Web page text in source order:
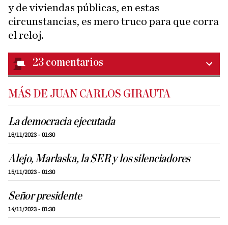
y de viviendas públicas, en estas
circunstancias, es mero truco para que corra
el reloj.
23 comentarios
MÁS DE JUAN CARLOS GIRAUTA
La democracia ejecutada
16/11/2023 - 01:30
Alejo, Marlaska, la SER y los silenciadores
15/11/2023 - 01:30
Señor presidente
14/11/2023 - 01:30